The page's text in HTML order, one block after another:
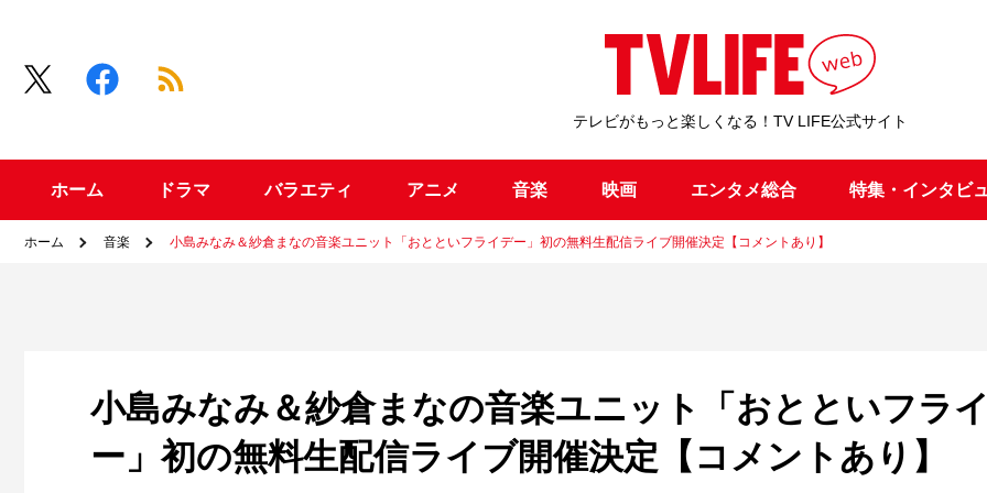
テレビがもっと楽しくなる！TV LIFE公式サイト
ホーム ドラマ バラエティ アニメ 音楽 映画 エンタメ総合 特集・インタビ
ホーム 音楽 小島みなみ＆紗倉まなの音楽ユニット「おとといフライデー」初の無料生配信ライブ開催決定【コメントあり】
小島みなみ＆紗倉まなの音楽ユニット「おとといフラ
ー」初の無料生配信ライブ開催決定【コメントあり】